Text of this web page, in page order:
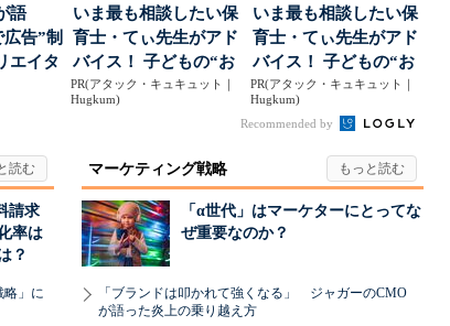
語
告”制
エイタ
いま最も相談したい保
育士・てぃ先生がアド
バイス！ 子どもの“お
てつだい”に、どん...
PR(アタック・キュキュット｜
Hugkum)
いま最も相談したい保
育士・てぃ先生がアド
バイス！ 子どもの“お
てつだい”に、どん...
PR(アタック・キュキュット｜
Hugkum)
Recommended by
請求
率は
？
」に
マーケティング戦略
「α世代」はマーケターにとってな
ぜ重要なのか？
「ブランドは叩かれて強くなる」 ジャガーのCMO
が語った炎上の乗り越え方